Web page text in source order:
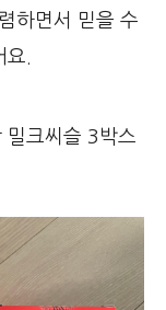
하면서 믿을 수
.
밀크씨슬 3박스